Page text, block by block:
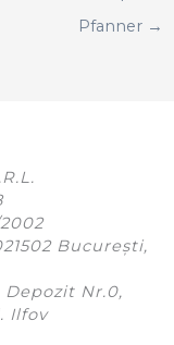
Pfanner →
București,
Depozit Nr.0,
Ilfov